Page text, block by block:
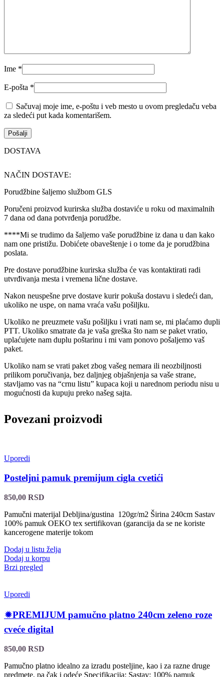
Ime *
E-pošta *
Sačuvaj moje ime, e-poštu i veb mesto u ovom pregledaču veba
za sledeći put kada komentarišem.
DOSTAVA
NAČIN DOSTAVE:
Porudžbine šaljemo službom GLS
Poručeni proizvod kurirska služba dostaviće u roku od maximalnih
7 dana od dana potvrđenja porudžbe.
****Mi se trudimo da šaljemo vaše porudžbine iz dana u dan kako
nam one pristižu. Dobićete obaveštenje i o tome da je porudžbina
poslata.
Pre dostave porudžbine kurirska služba će vas kontaktirati radi
utvrđivanja mesta i vremena lične dostave.
Nakon neuspešne prve dostave kurir pokuša dostavu i sledeći dan,
ukoliko ne uspe, on nama vraća vašu pošiljku.
Ukoliko ne preuzmete vašu pošiljku i vrati nam se, mi plaćamo dupli
PTT. Ukoliko smatrate da je vaša greška što nam se paket vratio,
uplaćujete nam duplu poštarinu i mi vam ponovo pošaljemo vaš
paket.
Ukoliko nam se vrati paket zbog vašeg nemara ili neozbiljnosti
prilikom poručivanja, bez daljnjeg objašnjenja sa vaše strane,
stavljamo vas na “crnu listu” kupaca koji u narednom periodu nisu u
mogućnosti da kupuju preko našeg sajta.
Povezani proizvodi
Uporedi
Posteljni pamuk premijum cigla cvetići
850,00 RSD
Pamučni materijal Debljina/gustina 120gr/m2 Širina 240cm Sastav
100% pamuk OEKO tex sertifikovan (garancija da se ne koriste
kancerogene materije tokom
Dodaj u listu želja
Dodaj u korpu
Brzi pregled
Uporedi
🟒PREMIJUM pamučno platno 240cm zeleno roze
cveće digital
850,00 RSD
Pamučno platno idealno za izradu posteljine, kao i za razne druge
predmete, pa čak i odeće Specifikacija: Sastav: 100% pamuk